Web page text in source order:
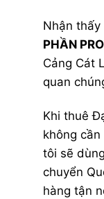
Nhận
PHẦN
Cảng Cát
quan
Khi thuê
không
tôi sẽ
chuyển
hàng tận